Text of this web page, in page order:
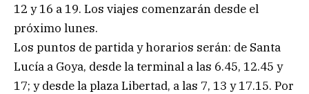
12 y 16 a 19. Los viajes comenzarán desde el
próximo lunes.
Los puntos de partida y horarios serán: de Santa
Lucía a Goya, desde la terminal a las 6.45, 12.45 y
17; y desde la plaza Libertad, a las 7, 13 y 17.15. Por